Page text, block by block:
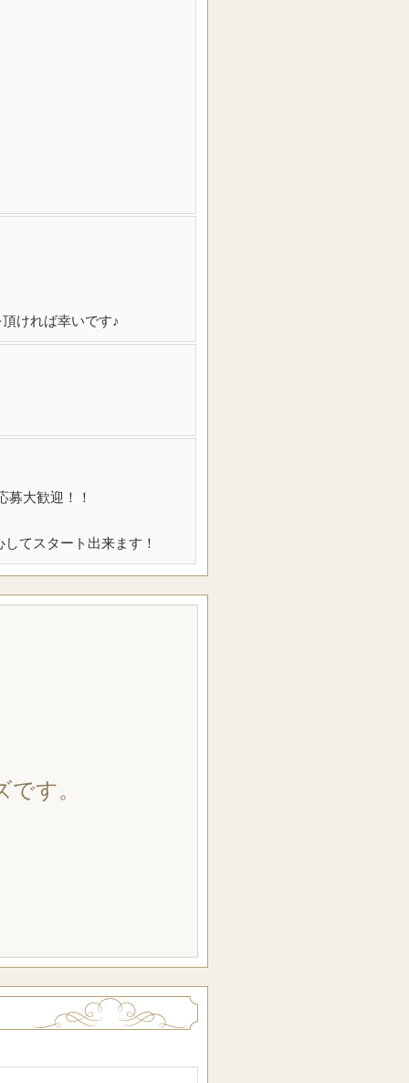
ければ幸いです♪
募大歓迎！！
てスタート出来ます！
す。